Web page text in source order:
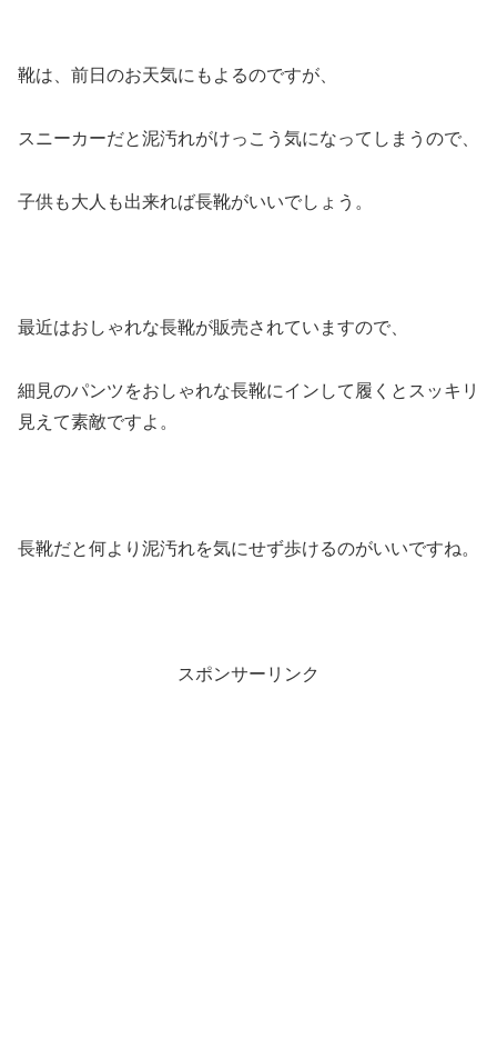
靴は、前日のお天気にもよるのですが、
スニーカーだと泥汚れがけっこう気になってしまうので、
子供も大人も出来れば長靴がいいでしょう。
最近はおしゃれな長靴が販売されていますので、
細見のパンツをおしゃれな長靴にインして履くとスッキリ
見えて素敵ですよ。
長靴だと何より泥汚れを気にせず歩けるのがいいですね。
スポンサーリンク